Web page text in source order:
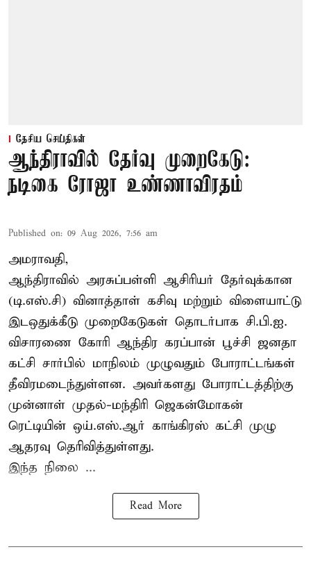
தேசிய செய்திகள்
ஆந்திராவில் தேர்வு முறைகேடு:
நடிகை ரோஜா உண்ணாவிரதம்
Published on: 09 Aug 2026, 7:56 am
அமராவதி,
ஆந்திராவில் அரசுப்பள்ளி ஆசிரியர் தேர்வுக்கான
(டி.எஸ்.சி) வினாத்தாள் கசிவு மற்றும் விளையாட்டு
இடஒதுக்கீடு முறைகேடுகள் தொடர்பாக சி.பி.ஐ.
விசாரணை கோரி ஆந்திர கரப்பான் பூச்சி ஜனதா
கட்சி சார்பில் மாநிலம் முழுவதும் போராட்டங்கள்
தீவிரமடைந்துள்ளன. அவர்களது போராட்டத்திற்கு
முன்னாள் முதல்-மந்திரி ஜெகன்மோகன்
ரெட்டியின் ஒய்.எஸ்.ஆர் காங்கிரஸ் கட்சி முழு
ஆதரவு தெரிவித்துள்ளது.
இந்த நிலை ...
Read More